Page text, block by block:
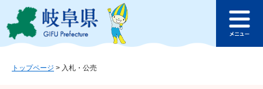
ジ
ュ
このページの本文へ
ュ
トップページ > 入札・公売